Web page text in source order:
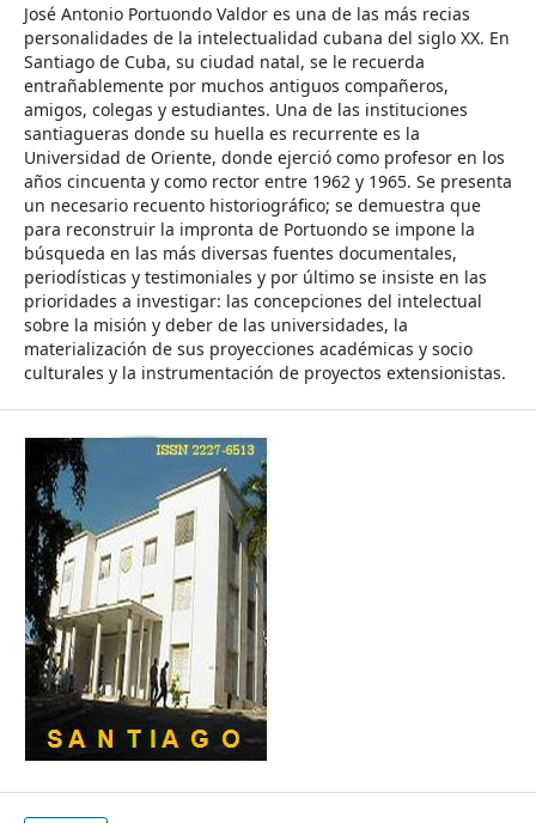
José Antonio Portuondo Valdor es una de las más recias
personalidades de la intelectualidad cubana del siglo XX. En
Santiago de Cuba, su ciudad natal, se le recuerda
entrañablemente por muchos antiguos compañeros,
amigos, colegas y estudiantes. Una de las instituciones
santiagueras donde su huella es recurrente es la
Universidad de Oriente, donde ejerció como profesor en los
años cincuenta y como rector entre 1962 y 1965. Se presenta
un necesario recuento historiográfico; se demuestra que
para reconstruir la impronta de Portuondo se impone la
búsqueda en las más diversas fuentes documentales,
periodísticas y testimoniales y por último se insiste en las
prioridades a investigar: las concepciones del intelectual
sobre la misión y deber de las universidades, la
materialización de sus proyecciones académicas y socio
culturales y la instrumentación de proyectos extensionistas.